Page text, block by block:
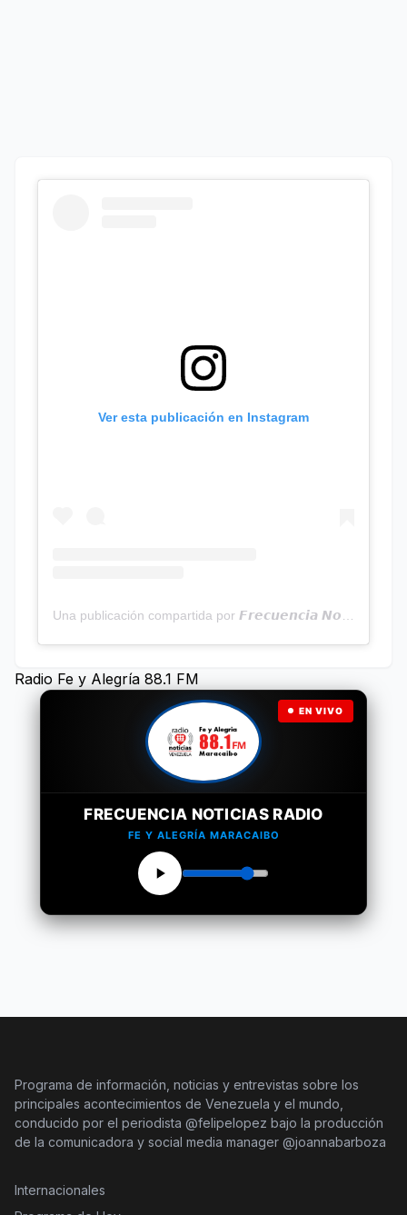
Ver esta publicación en Instagram
Radio Fe y Alegría 88.1 FM
EN VIVO
FRECUENCIA NOTICIAS RADIO
FE Y ALEGRÍA MARACAIBO
Programa de información, noticias y entrevistas sobre los
principales acontecimientos de Venezuela y el mundo,
conducido por el periodista @felipelopez bajo la producción
de la comunicadora y social media manager @joannabarboza
Internacionales